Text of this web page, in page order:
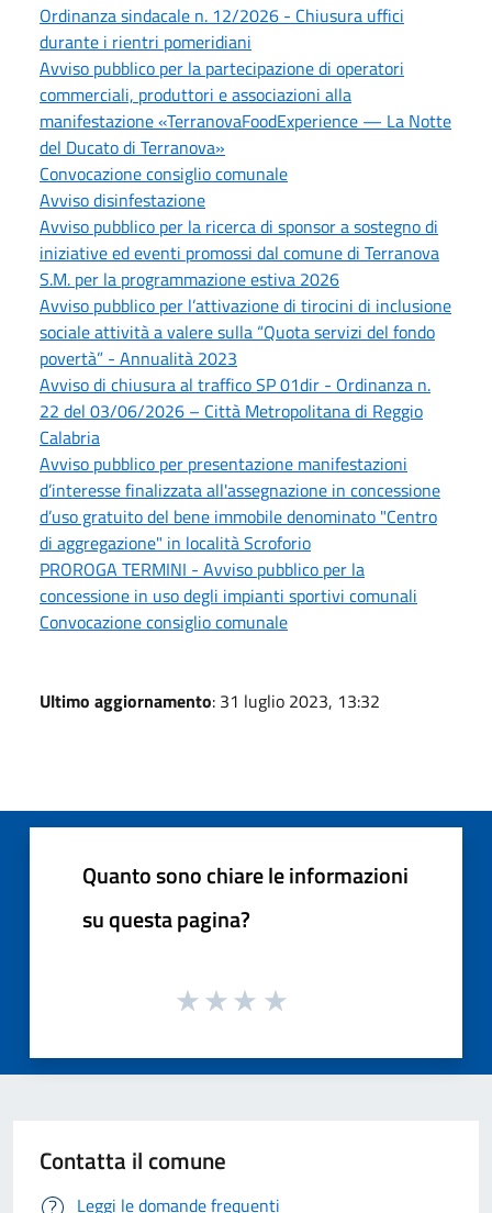
Ordinanza sindacale n. 12/2026 - Chiusura uffici
durante i rientri pomeridiani
Avviso pubblico per la partecipazione di operatori
commerciali, produttori e associazioni alla
manifestazione «TerranovaFoodExperience — La Notte
del Ducato di Terranova»
Convocazione consiglio comunale
Avviso disinfestazione
Avviso pubblico per la ricerca di sponsor a sostegno di
iniziative ed eventi promossi dal comune di Terranova
S.M. per la programmazione estiva 2026
Avviso pubblico per l’attivazione di tirocini di inclusione
sociale attività a valere sulla “Quota servizi del fondo
povertà” - Annualità 2023
Avviso di chiusura al traffico SP 01dir - Ordinanza n.
22 del 03/06/2026 – Città Metropolitana di Reggio
Calabria
Avviso pubblico per presentazione manifestazioni
d’interesse finalizzata all'assegnazione in concessione
d’uso gratuito del bene immobile denominato "Centro
di aggregazione" in località Scroforio
PROROGA TERMINI - Avviso pubblico per la
concessione in uso degli impianti sportivi comunali
Convocazione consiglio comunale
Ultimo aggiornamento: 31 luglio 2023, 13:32
Quanto sono chiare le informazioni
su questa pagina?
Contatta il comune
Leggi le domande frequenti